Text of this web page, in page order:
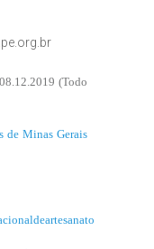
08.12.2019 (Todo
de Minas Gerais